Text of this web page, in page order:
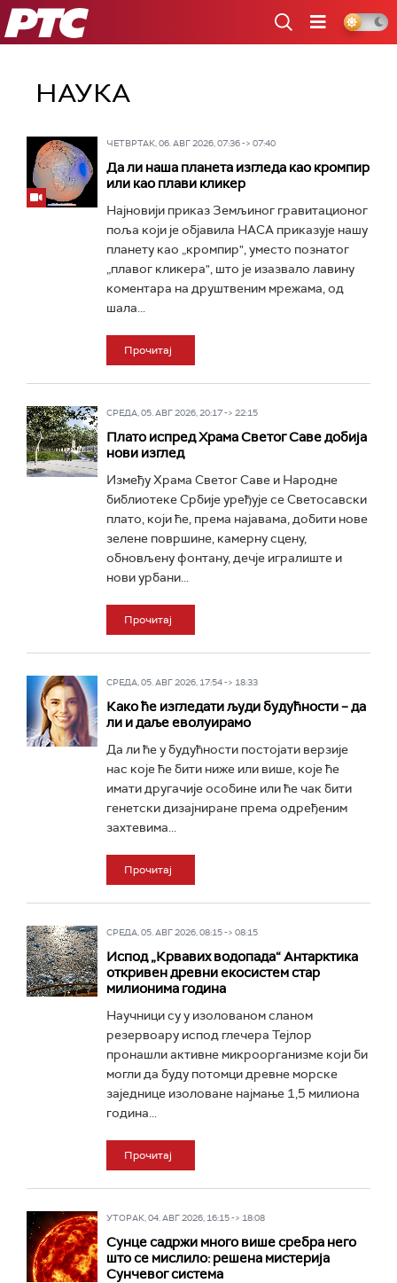
РТС
НАУКА
ЧЕТВРТАК, 06. АВГ 2026, 07:36 -> 07:40
Да ли наша планета изгледа као кромпир
или као плави кликер
Најновији приказ Земљиног гравитационог
поља који је објавила НАСА приказује нашу
планету као „кромпир", уместо познатог
„плавог кликера", што је изазвало лавину
коментара на друштвеним мрежама, од
шала...
Прочитај
СРЕДА, 05. АВГ 2026, 20:17 -> 22:15
Плато испред Храма Светог Саве добија
нови изглед
Између Храма Светог Саве и Народне
библиотеке Србије уређује се Светосавски
плато, који ће, према најавама, добити нове
зелене површине, камерну сцену,
обновљену фонтану, дечје игралиште и
нови урбани...
Прочитај
СРЕДА, 05. АВГ 2026, 17:54 -> 18:33
Како ће изгледати људи будућности – да
ли и даље еволуирамо
Да ли ће у будућности постојати верзије
нас које ће бити ниже или више, које ће
имати другачије особине или ће чак бити
генетски дизајниране према одређеним
захтевима...
Прочитај
СРЕДА, 05. АВГ 2026, 08:15 -> 08:15
Испод „Крвавих водопада“ Антарктика
откривен древни екосистем стар
милионима година
Научници су у изолованом сланом
резервоару испод глечера Тејлор
пронашли активне микроорганизме који би
могли да буду потомци древне морске
заједнице изоловане најмање 1,5 милиона
година...
Прочитај
УТОРАК, 04. АВГ 2026, 16:15 -> 18:08
Сунце садржи много више сребра него
што се мислило: решена мистерија
Сунчевог система